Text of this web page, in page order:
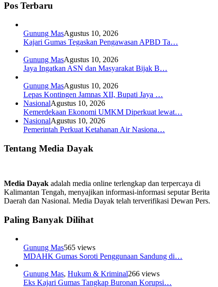
Pos Terbaru
Gunung MasAgustus 10, 2026
Kajari Gumas Tegaskan Pengawasan APBD Ta…
Gunung MasAgustus 10, 2026
Jaya Ingatkan ASN dan Masyarakat Bijak B…
Gunung MasAgustus 10, 2026
Lepas Kontingen Jamnas XII, Bupati Jaya …
NasionalAgustus 10, 2026
Kemerdekaan Ekonomi UMKM Diperkuat lewat…
NasionalAgustus 10, 2026
Pemerintah Perkuat Ketahanan Air Nasiona…
Tentang Media Dayak
Media Dayak adalah media online terlengkap dan terpercaya di
Kalimantan Tengah, menyajikan informasi-informasi seputar Berita
Daerah dan Nasional. Media Dayak telah terverifikasi Dewan Pers.
Paling Banyak Dilihat
Gunung Mas565 views
MDAHK Gumas Soroti Penggunaan Sandung di…
Gunung Mas, Hukum & Kriminal266 views
Eks Kajari Gumas Tangkap Buronan Korupsi…